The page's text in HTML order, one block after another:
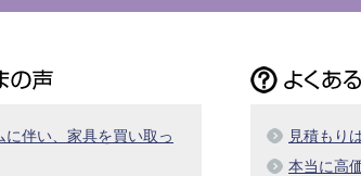
に伴い、家具を買い取っ
見積もり
本当に高